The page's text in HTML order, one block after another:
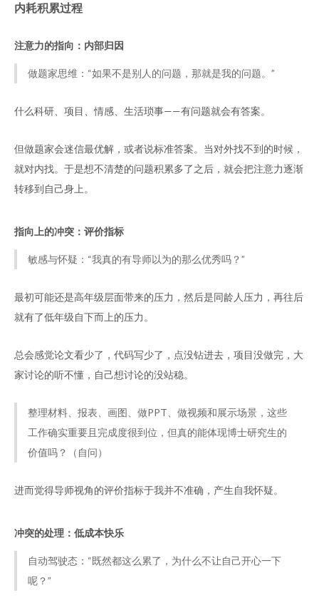
内耗积累过程
注意力的指向：内部归因
做题家思维：“如果不是别人的问题，那就是我的问题。”
什么科研、项目、情感、生活琐事——有问题就会有答案。
但做题家会迷信最优解，或者说标准答案。当对外找不到的时候，
就对内找。于是想不清楚的问题积累多了之后，就会把注意力逐渐
转移到自己身上。
指向上的冲突：评价指标
敏感与怀疑：“我真的有导师以为的那么优秀吗？”
最初可能还是高年级层面带来的压力，然后是同龄人压力，再往后
就有了低年级自下而上的压力。
总会感觉论文看少了，代码写少了，点没钻进去，项目没做完，大
家讨论的听不懂，自己想讨论的没站稳。
整理材料、报表、画图、做PPT、做视频和展示场景，这些
工作确实重要且完成度很到位，但真的能体现博士研究生的
价值吗？（自问）
进而觉得导师视角的评价指标于我并不准确，产生自我怀疑。
冲突的处理：低成本快乐
自动驾驶态：“既然都这么累了，为什么不让自己开心一下
呢？”